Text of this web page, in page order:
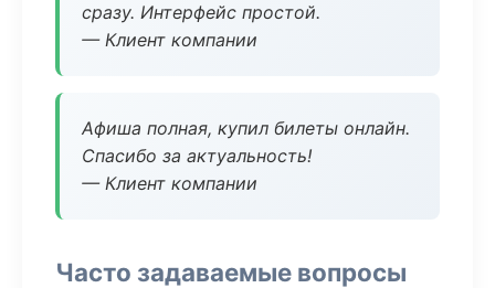
сразу. Интерфейс простой.
— Клиент компании
Афиша полная, купил билеты онлайн.
Спасибо за актуальность!
— Клиент компании
Часто задаваемые вопросы